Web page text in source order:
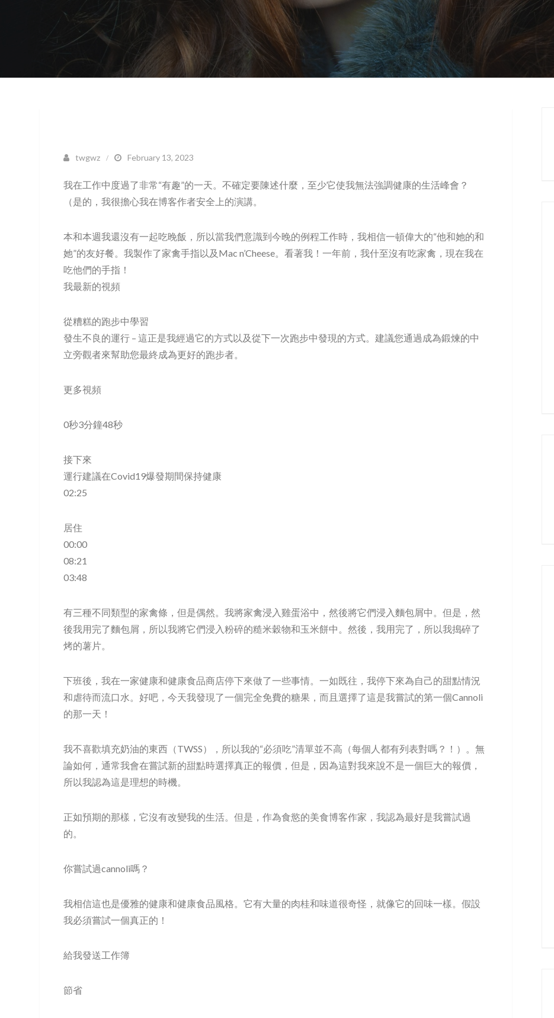
twgwz February 13, 2023
我在工作中度過了非常“有趣”的一天。不確定要陳述什麼，至少它使我無法強調健康的生活峰會？
（是的，我很擔心我在博客作者安全上的演講。
本和本週我還沒有一起吃晚飯，所以當我們意識到今晚的例程工作時，我相信一頓偉大的“他和她的和
她”的友好餐。我製作了家禽手指以及Mac n’Cheese。看著我！一年前，我什至沒有吃家禽，現在我在
吃他們的手指！
我最新的視頻
從糟糕的跑步中學習
發生不良的運行 – 這正是我經過它的方式以及從下一次跑步中發現的方式。建議您通過成為鍛煉的中
立旁觀者來幫助您最終成為更好的跑步者。
更多視頻
0秒3分鐘48秒
接下來
運行建議在Covid19爆發期間保持健康
02:25
居住
00:00
08:21
03:48
有三種不同類型的家禽條，但是偶然。我將家禽浸入雞蛋浴中，然後將它們浸入麵包屑中。但是，然
後我用完了麵包屑，所以我將它們浸入粉碎的糙米穀物和玉米餅中。然後，我用完了，所以我搗碎了
烤的薯片。
下班後，我在一家健康和健康食品商店停下來做了一些事情。一如既往，我停下來為自己的甜點情況
和虐待而流口水。好吧，今天我發現了一個完全免費的糖果，而且選擇了這是我嘗試的第一個Cannoli
的那一天！
我不喜歡填充奶油的東西（TWSS），所以我的“必須吃”清單並不高（每個人都有列表對嗎？！）。無
論如何，通常我會在嘗試新的甜點時選擇真正的報價，但是，因為這對我來說不是一個巨大的報價，
所以我認為這是理想的時機。
正如預期的那樣，它沒有改變我的生活。但是，作為食慾的美食博客作家，我認為最好是我嘗試過
的。
你嘗試過cannoli嗎？
我相信這也是優雅的健康和健康食品風格。它有大量的肉桂和味道很奇怪，就像它的回味一樣。假設
我必須嘗試一個真正的！
給我發送工作簿
節省